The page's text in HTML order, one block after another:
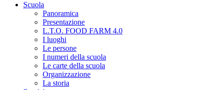
Scuola
Panoramica
Presentazione
L.T.O. FOOD FARM 4.0
I luoghi
Le persone
I numeri della scuola
Le carte della scuola
Organizzazione
La storia